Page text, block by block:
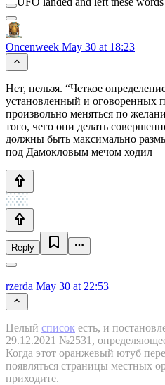
Oncenweek May 30 at 18:23
Нет, нельзя. “Четкое
установленный и оговоренных
произвольно меняться по
того, чего они делать
должны быть максимально
под Дамокловым мечом ходил
Reply
rzerda May 30 at 22:53
Целый список есть, и
29.12.2021 №2531,
Когда этот оранжевый ютуб
появляться страницы местных
приходите.